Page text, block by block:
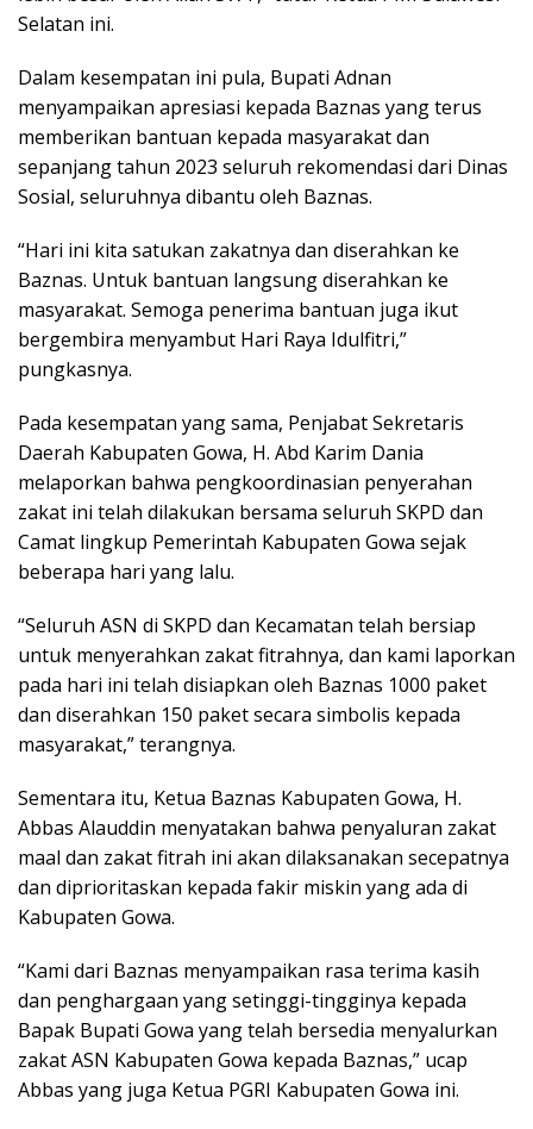
Selatan ini.
Dalam kesempatan ini pula, Bupati Adnan
menyampaikan apresiasi kepada Baznas yang terus
memberikan bantuan kepada masyarakat dan
sepanjang tahun 2023 seluruh rekomendasi dari Dinas
Sosial, seluruhnya dibantu oleh Baznas.
“Hari ini kita satukan zakatnya dan diserahkan ke
Baznas. Untuk bantuan langsung diserahkan ke
masyarakat. Semoga penerima bantuan juga ikut
bergembira menyambut Hari Raya Idulfitri,”
pungkasnya.
Pada kesempatan yang sama, Penjabat Sekretaris
Daerah Kabupaten Gowa, H. Abd Karim Dania
melaporkan bahwa pengkoordinasian penyerahan
zakat ini telah dilakukan bersama seluruh SKPD dan
Camat lingkup Pemerintah Kabupaten Gowa sejak
beberapa hari yang lalu.
“Seluruh ASN di SKPD dan Kecamatan telah bersiap
untuk menyerahkan zakat fitrahnya, dan kami laporkan
pada hari ini telah disiapkan oleh Baznas 1000 paket
dan diserahkan 150 paket secara simbolis kepada
masyarakat,” terangnya.
Sementara itu, Ketua Baznas Kabupaten Gowa, H.
Abbas Alauddin menyatakan bahwa penyaluran zakat
maal dan zakat fitrah ini akan dilaksanakan secepatnya
dan diprioritaskan kepada fakir miskin yang ada di
Kabupaten Gowa.
“Kami dari Baznas menyampaikan rasa terima kasih
dan penghargaan yang setinggi-tingginya kepada
Bapak Bupati Gowa yang telah bersedia menyalurkan
zakat ASN Kabupaten Gowa kepada Baznas,” ucap
Abbas yang juga Ketua PGRI Kabupaten Gowa ini.